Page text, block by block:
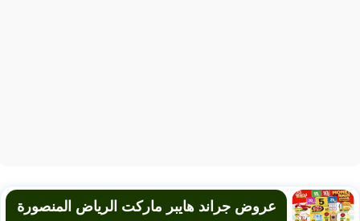
عروض جراند هايبر ماركت الرياض المنصورة